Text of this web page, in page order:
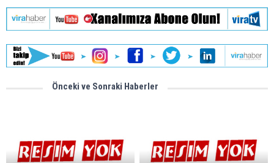
Önceki ve Sonraki Haberler